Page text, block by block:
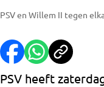
PSV en Willem II tegen
PSV heeft